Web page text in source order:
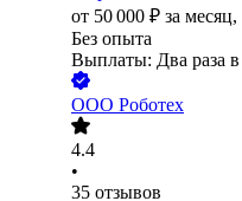
от 50 000 ₽ за месяц,
Без опыта
Выплаты: Два раза в
ООО Роботех
4.4
•
35 отзывов